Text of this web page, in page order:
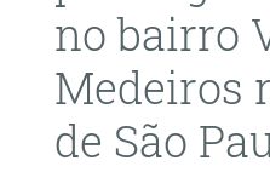
no bairro
Medeiros
de São